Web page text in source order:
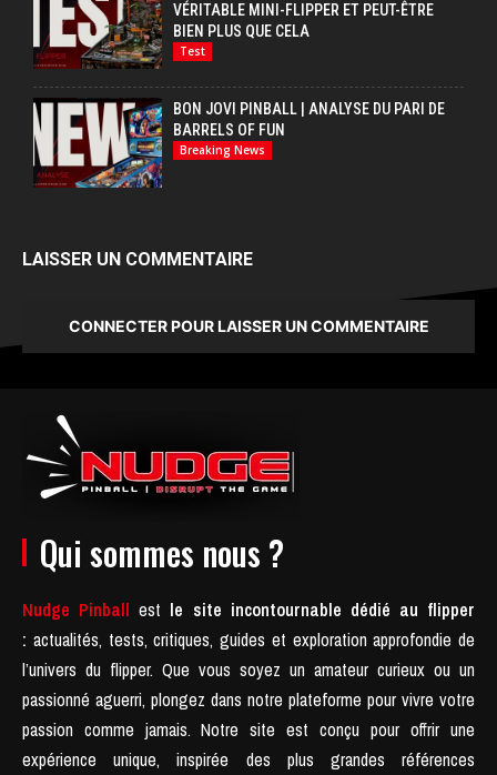
VÉRITABLE MINI-FLIPPER ET PEUT-ÊTRE
BIEN PLUS QUE CELA
Test
BON JOVI PINBALL | ANALYSE DU PARI DE
BARRELS OF FUN
Breaking News
LAISSER UN COMMENTAIRE
CONNECTER POUR LAISSER UN COMMENTAIRE
Qui sommes nous ?
Nudge Pinball est le site incontournable dédié au flipper
: actualités, tests, critiques, guides et exploration approfondie de
l’univers du flipper. Que vous soyez un amateur curieux ou un
passionné aguerri, plongez dans notre plateforme pour vivre votre
passion comme jamais. Notre site est conçu pour offrir une
expérience unique, inspirée des plus grandes références